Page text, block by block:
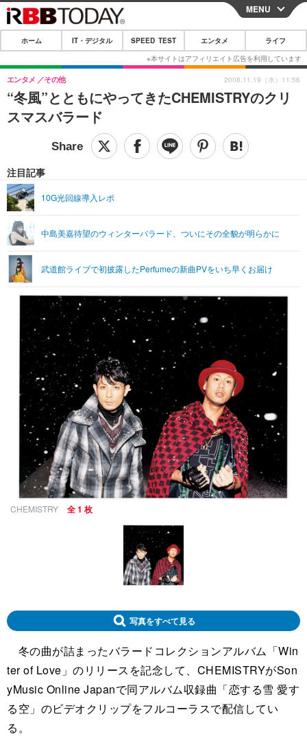
CLOSE
ホーム
IT・デジタル
IT・デジタルTOP スマートフォン
ショッピング その他
SPEED TEST
エンタメTOP 映画・ドラマ
グラビア ブログ
ショッピング その他
ライフTOP
リリース一覧
プッシュ通知の停止方法
MENU
ホーム IT・デジタル SPEED TEST エンタメ ライフ
“冬風”とともにやってきたCHEMISTRYのクリ
スマスバラード
エンタメ その他
注目記事
10G光回線導入レポ
中島美嘉待望のウィンターバラード、ついにその全貌が明らかに
武道館ライブで初披露したPerfumeの新曲PVをいち早くお届け
2008.11.19（水）11:56
CHEMISTRY 全 1 枚
写真をすべて見る
冬の曲が詰まったバラードコレクションアルバム「Win
ter of Love」のリリースを記念して、CHEMISTRYがSon
yMusic Online Japanで同アルバム収録曲「恋する雪 愛す
る空」のビデオクリップをフルコーラスで配信してい
る。